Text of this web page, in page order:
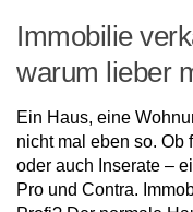
Immobilie
warum lieber
Ein Haus, eine
nicht mal eben so. Ob
oder auch Inserate –
Pro und Contra.